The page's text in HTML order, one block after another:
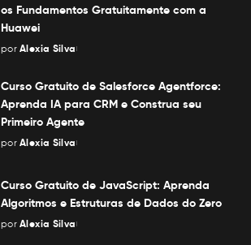
os Fundamentos Gratuitamente com a
Huawei
Posted
por Alexia Silva
Curso Gratuito de Salesforce Agentforce:
Aprenda IA para CRM e Construa seu
Primeiro Agente
Posted
por Alexia Silva
Curso Gratuito de JavaScript: Aprenda
Algoritmos e Estruturas de Dados do Zero
Posted
por Alexia Silva